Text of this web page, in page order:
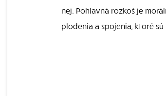
nej. Pohlavná rozkoš je
plodenia a spojenia, ktoré sú